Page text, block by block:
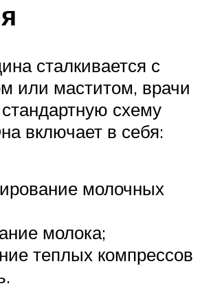
сталкивается с
или маститом, врачи
схему
включает в себя:
молочных
молока;
теплых компрессов